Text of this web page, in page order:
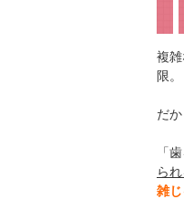
複
限。
だか
「
ら
雑